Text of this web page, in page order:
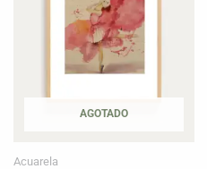
AGOTADO
Acuarela